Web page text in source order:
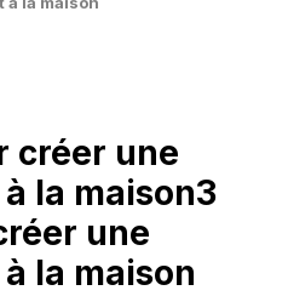
créer une
la maison3
une
la maison